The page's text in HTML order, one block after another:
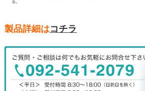
製品詳細はコチラ